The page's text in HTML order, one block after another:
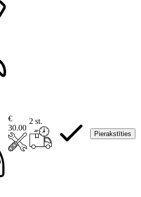
€
30.00
2 st.
Pierakstīties